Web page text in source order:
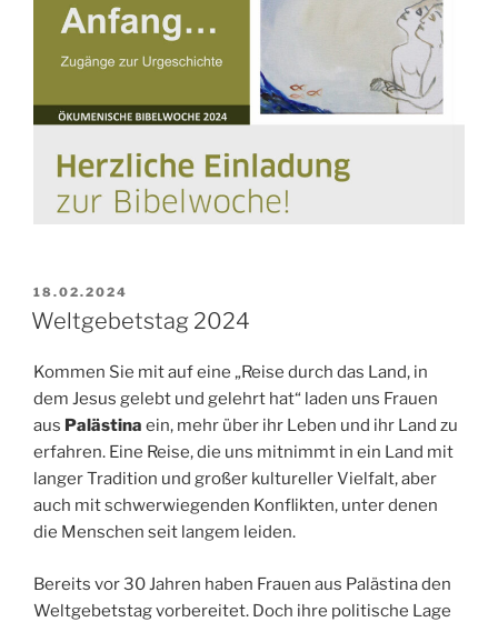
VERÖFFENTLICHT
AM
18.02.2024
Weltgebetstag 2024
Kommen Sie mit auf eine „Reise durch das Land, in
dem Jesus gelebt und gelehrt hat“ laden uns Frauen
aus Palästina ein, mehr über ihr Leben und ihr Land zu
erfahren. Eine Reise, die uns mitnimmt in ein Land mit
langer Tradition und großer kultureller Vielfalt, aber
auch mit schwerwiegenden Konflikten, unter denen
die Menschen seit langem leiden.
Bereits vor 30 Jahren haben Frauen aus Palästina den
Weltgebetstag vorbereitet. Doch ihre politische Lage